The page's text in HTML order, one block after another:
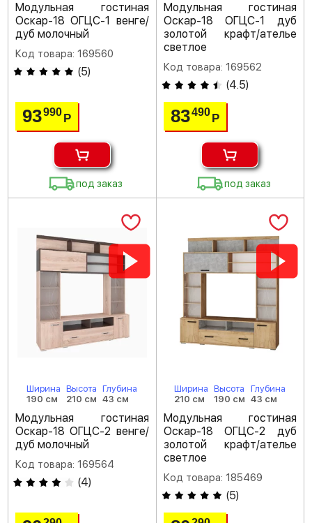
Модульная гостиная
Оскар-18 ОГЦС-1 венге/
дуб молочный
Код товара: 169560
(5)
93990Р
под заказ
Модульная гостиная
Оскар-18 ОГЦС-1 дуб
золотой крафт/ателье
светлое
Код товара: 169562
(4.5)
83490 Р
под заказ
Ширина
190 см
Высота
210 см
Глубина
43 см
Модульная гостиная
Оскар-18 ОГЦС-2 венге/
дуб молочный
Код товара: 169564
(4)
Ширина
210 см
Высота
190 см
Глубина
43 см
Модульная гостиная
Оскар-18 ОГЦС-2 дуб
золотой крафт/ателье
светлое
Код товара: 185469
(5)